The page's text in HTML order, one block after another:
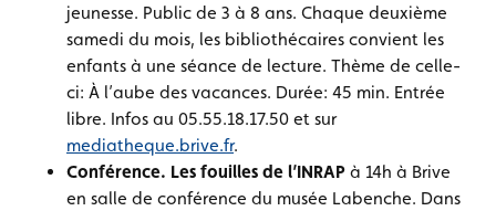
jeunesse. Public de 3 à 8 ans. Chaque deuxième
samedi du mois, les bibliothécaires convient les
enfants à une séance de lecture. Thème de celle-
ci: À l’aube des vacances. Durée: 45 min. Entrée
libre. Infos au 05.55.18.17.50 et sur
mediatheque.brive.fr.
Conférence. Les fouilles de l’INRAP à 14h à Brive
en salle de conférence du musée Labenche. Dans